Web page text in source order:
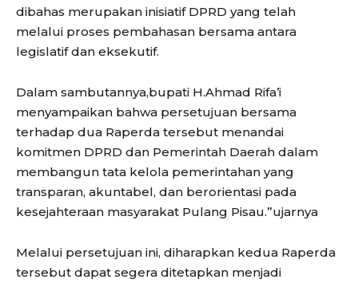
dibahas merupakan inisiatif DPRD yang telah
melalui proses pembahasan bersama antara
legislatif dan eksekutif.
Dalam sambutannya,bupati H.Ahmad Rifa’i
menyampaikan bahwa persetujuan bersama
terhadap dua Raperda tersebut menandai
komitmen DPRD dan Pemerintah Daerah dalam
membangun tata kelola pemerintahan yang
transparan, akuntabel, dan berorientasi pada
kesejahteraan masyarakat Pulang Pisau.”ujarnya
Melalui persetujuan ini, diharapkan kedua Raperda
tersebut dapat segera ditetapkan menjadi